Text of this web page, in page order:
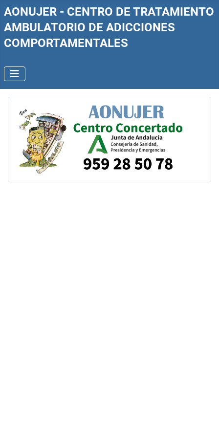
AONUJER - CENTRO DE TRATAMIENTO
AMBULATORIO DE ADICCIONES
COMPORTAMENTALES